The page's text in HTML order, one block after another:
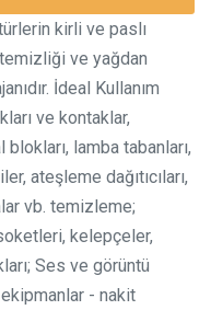
kirli ve paslı
ve yağdan
İdeal Kullanım
ve kontaklar,
lamba tabanları,
ateşleme dağıtıcıları,
vb. temizleme;
kelepçeler,
Ses ve görüntü
- nakit